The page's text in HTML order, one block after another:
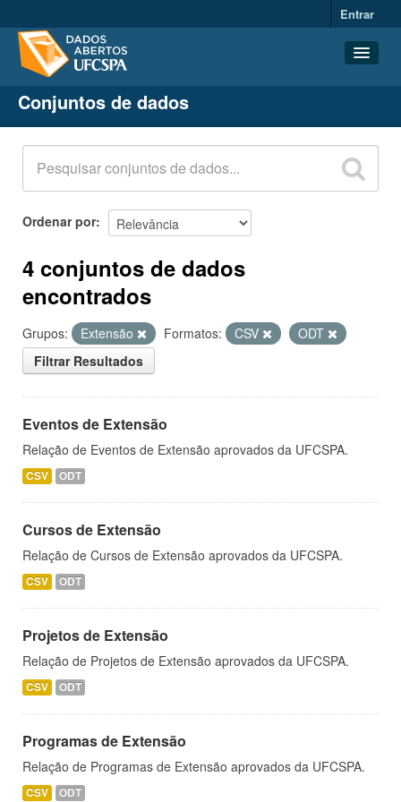
Entrar
Conjuntos de dados
Organizações
Grupos
Sobre
Conjuntos de dados
Ordenar por
4 conjuntos de dados
encontrados
Grupos: Extensão Formatos: CSV
ODT
Filtrar Resultados
Eventos de Extensão
Relação de Eventos de Extensão aprovados da UFCSPA.
CSV ODT
Cursos de Extensão
Relação de Cursos de Extensão aprovados da UFCSPA.
CSV ODT
Projetos de Extensão
Relação de Projetos de Extensão aprovados da UFCSPA.
CSV ODT
Programas de Extensão
Relação de Programas de Extensão aprovados da UFCSPA.
CSV ODT